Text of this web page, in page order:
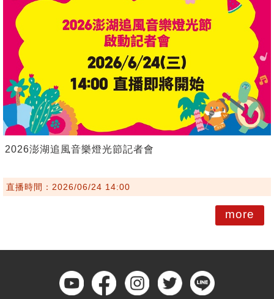
2026澎湖追風音樂燈光節記者會
直播時間：2026/06/24 14:00
more